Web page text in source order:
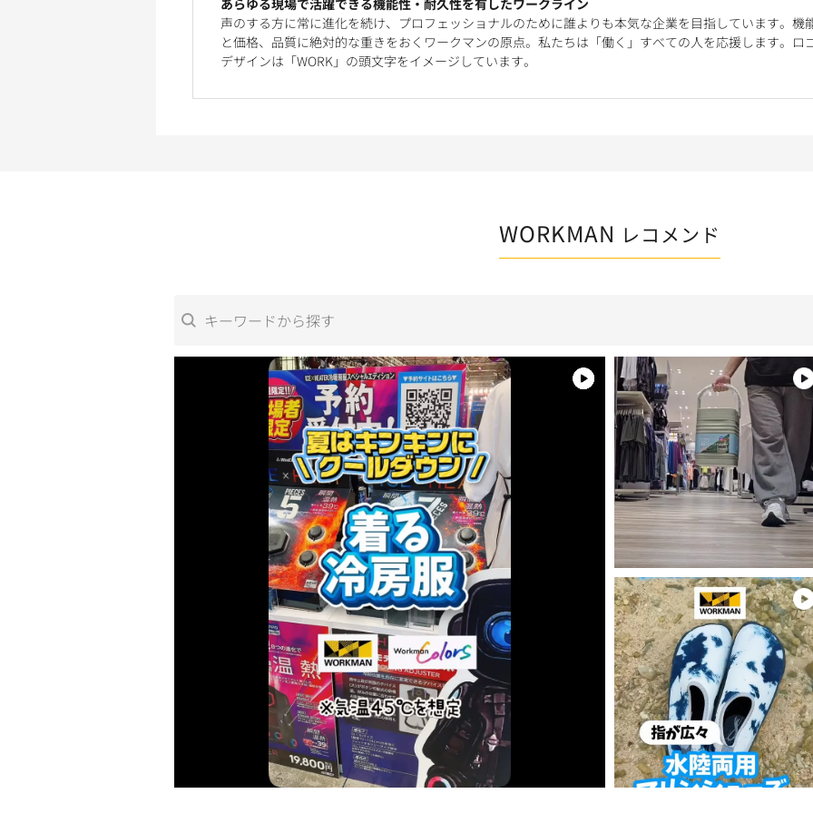
声のする方に常に進化を続け、プロフェッショナルのために誰よりも本気な企業を目指しています。機
と価格、品質に絶対的な重きをおくワークマンの原点。私たちは「働く」すべての人を応援します。ロ
デザインは「WORK」の頭文字をイメージしています。
WORKMAN レコメンド